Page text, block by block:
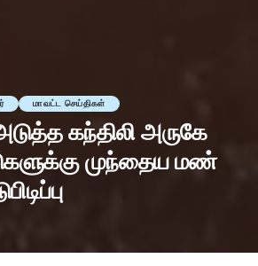
மாவட்ட செய்திகள்
கந்திலி அருகே
முந்தைய மண்